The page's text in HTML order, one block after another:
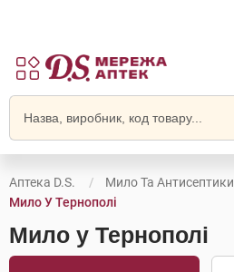
Аптека D.S. Мило Та Антисептики
Мило У Тернополі
Мило у Тернополі